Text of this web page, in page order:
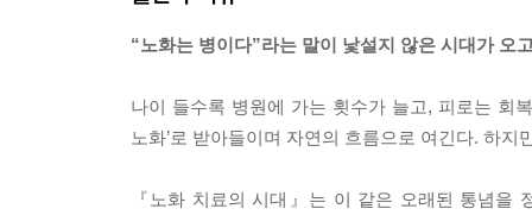
“노화는 병이다”라는 말이 낯설지 않은 시대가 오
나이 들수록 병원에 가는 횟수가 늘고, 피로는 회
노화’로 받아들이며 자연의 흐름으로 여긴다. 하
『노화 치료의 시대』는 이 같은 오래된 통념을